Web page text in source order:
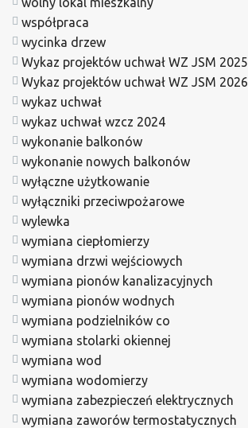
współpraca
wycinka drzew
Wykaz projektów uchwał WZ JSM 2025
Wykaz projektów uchwał WZ JSM 2026
wykaz uchwał
wykaz uchwał wzcz 2024
wykonanie balkonów
wykonanie nowych balkonów
wyłączne użytkowanie
wyłączniki przeciwpożarowe
wylewka
wymiana ciepłomierzy
wymiana drzwi wejściowych
wymiana pionów kanalizacyjnych
wymiana pionów wodnych
wymiana podzielników co
wymiana stolarki okiennej
wymiana wod
wymiana wodomierzy
wymiana zabezpieczeń elektrycznych
wymiana zaworów termostatycznych